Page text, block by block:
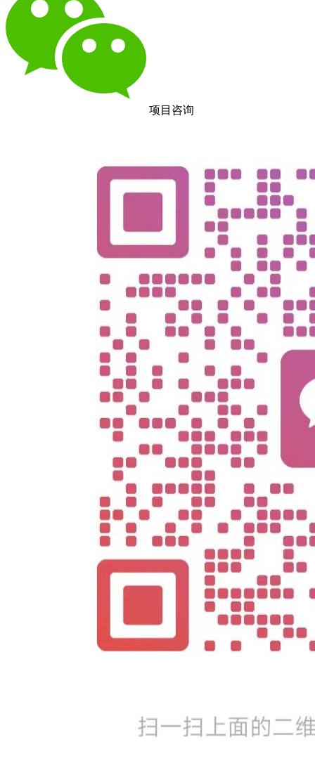
项目咨询